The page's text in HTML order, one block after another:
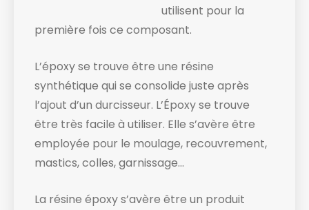
utilisent pour la
première fois ce composant.
L’époxy se trouve être une résine
synthétique qui se consolide juste après
l’ajout d’un durcisseur. L’Époxy se trouve
être très facile à utiliser. Elle s’avère être
employée pour le moulage, recouvrement,
mastics, colles, garnissage…
La résine époxy s’avère être un produit